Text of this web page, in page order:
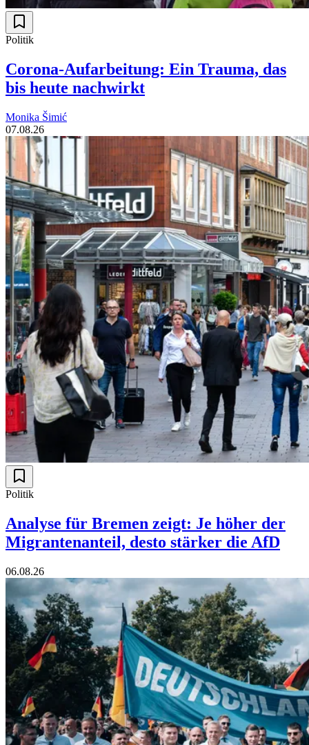
Politik
Corona-Aufarbeitung: Ein Trauma, das
bis heute nachwirkt
Monika Šimić
07.08.26
Politik
Analyse für Bremen zeigt: Je höher der
Migrantenanteil, desto stärker die AfD
06.08.26